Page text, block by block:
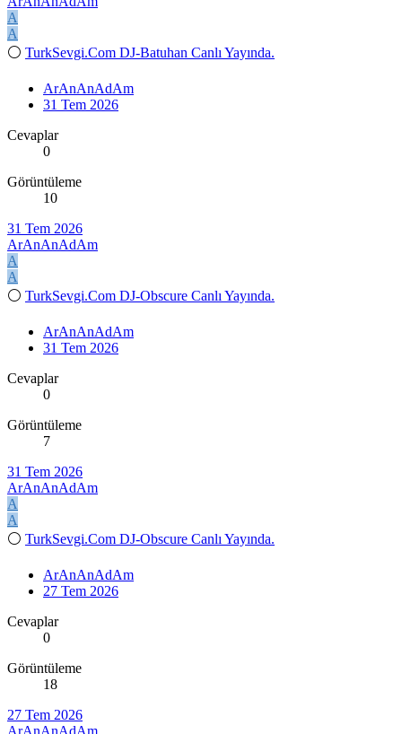
A
A
⚪ TurkSevgi.Com DJ-Batuhan Canlı Yayında.
ArAnAnAdAm
31 Tem 2026
Cevaplar
0
Görüntüleme
10
31 Tem 2026
ArAnAnAdAm
A
A
⚪ TurkSevgi.Com DJ-Obscure Canlı Yayında.
ArAnAnAdAm
31 Tem 2026
Cevaplar
0
Görüntüleme
7
31 Tem 2026
ArAnAnAdAm
A
A
⚪ TurkSevgi.Com DJ-Obscure Canlı Yayında.
ArAnAnAdAm
27 Tem 2026
Cevaplar
0
Görüntüleme
18
27 Tem 2026
ArAnAnAdAm